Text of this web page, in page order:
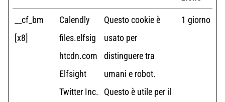
__cf_bm
[x8]
Calendly
files.elfsig
htcdn.com
Elfsight
Twitter Inc.
Questo cookie è
usato per
distinguere tra
umani e robot.
Questo è utile per il
1 giorno